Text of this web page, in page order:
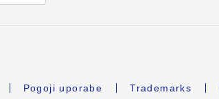
Pogoji uporabe Trademarks